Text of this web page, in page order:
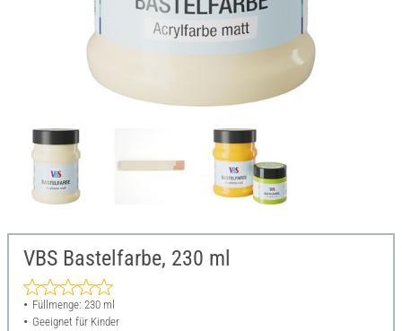
VBS Bastelfarbe, 230 ml
Füllmenge: 230 ml
Geeignet für Kinder